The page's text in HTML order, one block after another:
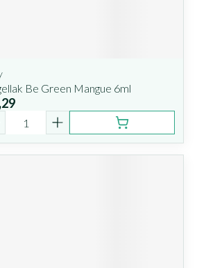
Be Green Mangue 6ml